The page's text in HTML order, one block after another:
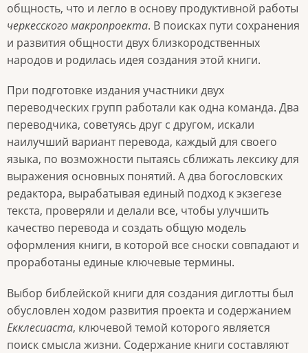
общность, что и легло в основу продуктивной работы
черкесского макропроекта. В поисках пути сохранения
и развития общности двух близкородственных
народов и родилась идея создания этой книги.
При подготовке издания участники двух
переводческих групп работали как одна команда. Два
переводчика, советуясь друг с другом, искали
наилучший вариант перевода, каждый для своего
языка, по возможности пытаясь сближать лексику для
выражения основных понятий. А два богословских
редактора, вырабатывая единый подход к экзегезе
текста, проверяли и делали все, чтобы улучшить
качество перевода и создать общую модель
оформления книги, в которой все сноски совпадают и
проработаны единые ключевые термины.
Выбор библейской книги для создания диглотты был
обусловлен ходом развития проекта и cодержанием
Екклеcиаста, ключевой темой которого является
поиск смысла жизни. Содержание книги составляют